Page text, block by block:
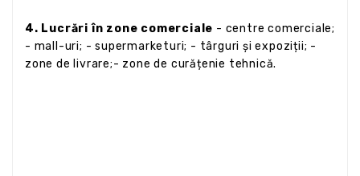
4. Lucrări în zone comerciale - centre comerciale;
- mall-uri; - supermarketuri; - târguri și expoziții; -
zone de livrare;- zone de curățenie tehnică.